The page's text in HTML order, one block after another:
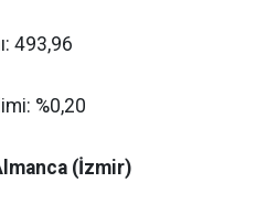
493,96
%0,20
(İzmir)